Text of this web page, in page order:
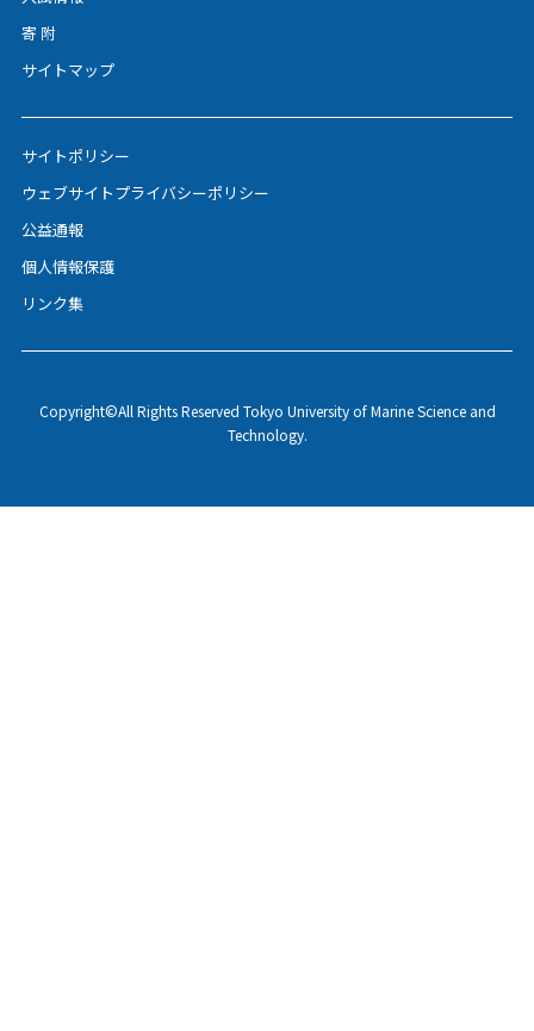
寄 附
サイトマップ
サイトポリシー
ウェブサイトプライバシーポリシー
公益通報
個人情報保護
リンク集
Copyright©All Rights Reserved Tokyo University of Marine Science and
Technology.